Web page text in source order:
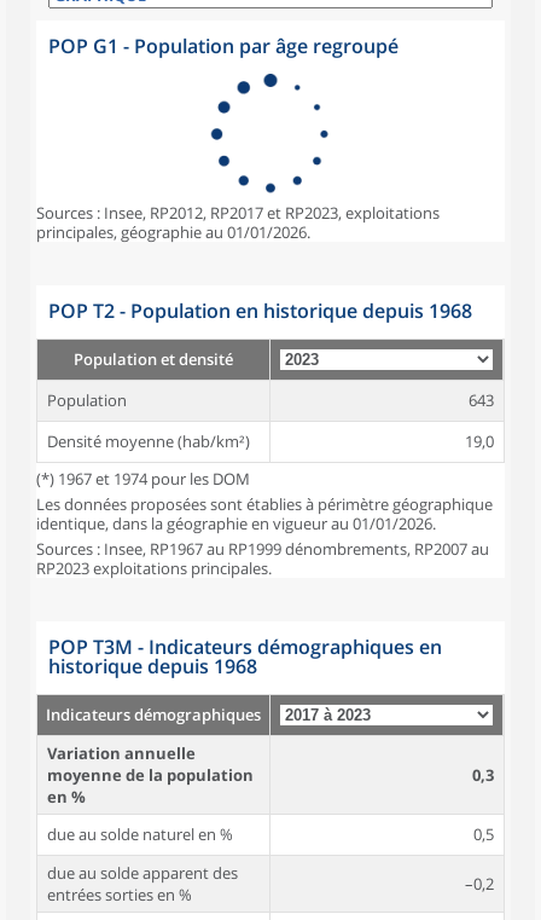
POP G1 - Population par âge regroupé
Sources : Insee, RP2012, RP2017 et RP2023, exploitations
principales, géographie au 01/01/2026.
POP T2 - Population en historique depuis 1968
Population et densité
Population
643
Densité moyenne (hab/km²)
19,0
(*) 1967 et 1974 pour les DOM
Les données proposées sont établies à périmètre géographique
identique, dans la géographie en vigueur au 01/01/2026.
Sources : Insee, RP1967 au RP1999 dénombrements, RP2007 au
RP2023 exploitations principales.
POP T3M - Indicateurs démographiques en
historique depuis 1968
Indicateurs démographiques
Variation annuelle
moyenne de la population
en %
0,3
due au solde naturel en %
0,5
due au solde apparent des
entrées sorties en %
–0,2